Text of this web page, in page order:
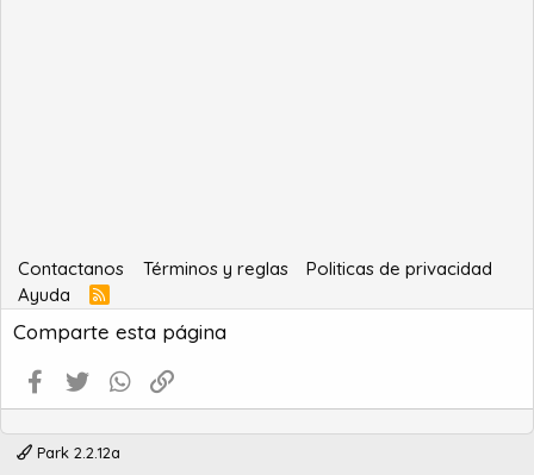
Contactanos Términos y reglas
Politicas de privacidad
Ayuda
R
S
S
Comparte esta página
Facebook
Twitter WhatsApp
Park 2.2.12a